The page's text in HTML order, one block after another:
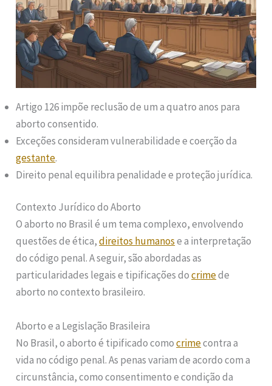
Artigo 126 impõe reclusão de um a quatro anos para
aborto consentido.
Exceções consideram vulnerabilidade e coerção da
gestante.
Direito penal equilibra penalidade e proteção jurídica.
Contexto Jurídico do Aborto
O aborto no Brasil é um tema complexo, envolvendo
questões de ética,direitos humanose a interpretação
do código penal. A seguir, são abordadas as
particularidades legais e tipificações docrimede
aborto no contexto brasileiro.
Aborto e a Legislação Brasileira
No Brasil, o aborto é tipificado comocrimecontra a
vida no código penal. As penas variam de acordo com a
circunstância, como consentimento e condição da